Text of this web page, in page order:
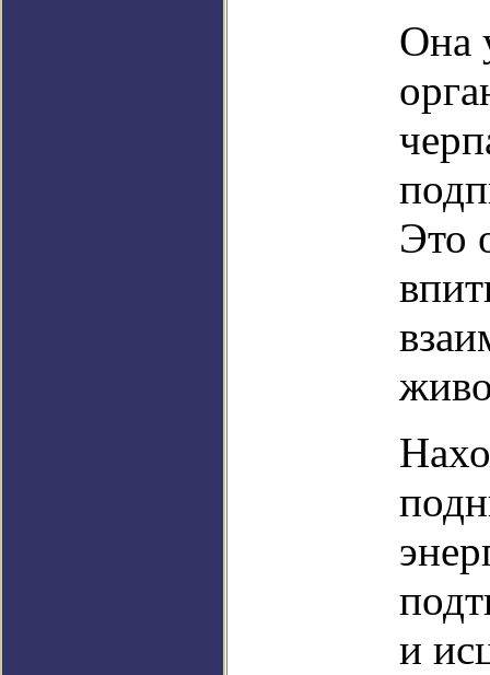
Она
Это
и